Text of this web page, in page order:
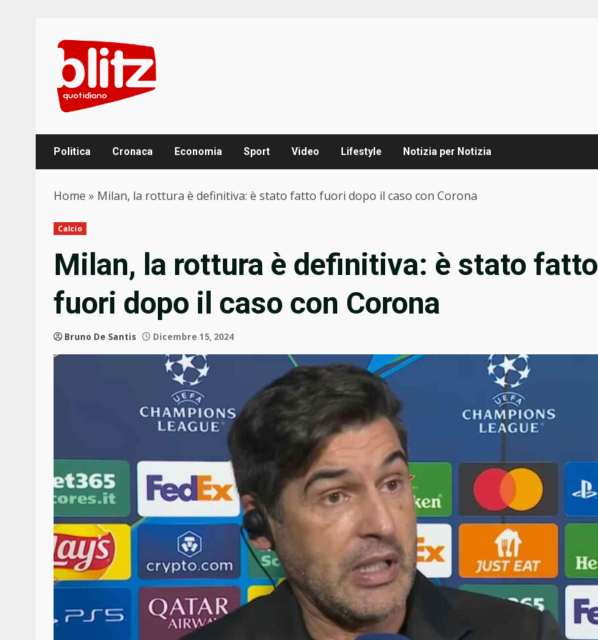
content
Politica Cronaca Economia Sport Video Lifestyle Notizia per Notizia
Home » Milan, la rottura è definitiva: è stato fatto fuori dopo il caso con Corona
Calcio
Milan, la rottura è definitiva: è stato fatto
fuori dopo il caso con Corona
Bruno De Santis Dicembre 15, 2024